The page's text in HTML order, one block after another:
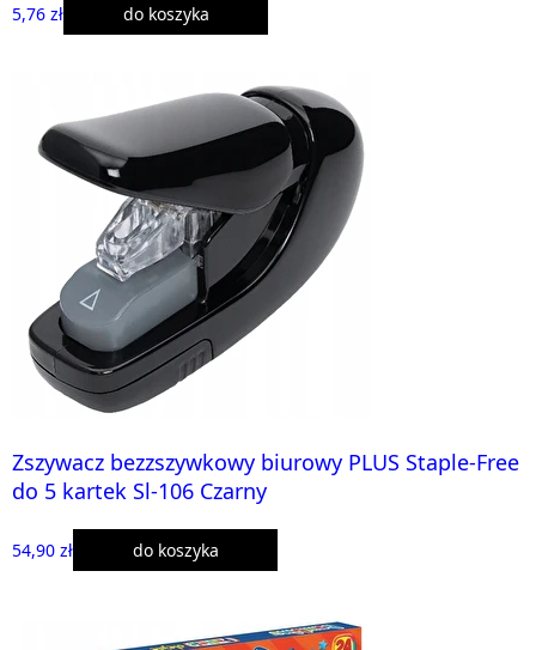
5,76 zł do koszyka
Zszywacz bezzszywkowy biurowy PLUS Staple-Free
do 5 kartek Sl-106 Czarny
54,90 zł do koszyka